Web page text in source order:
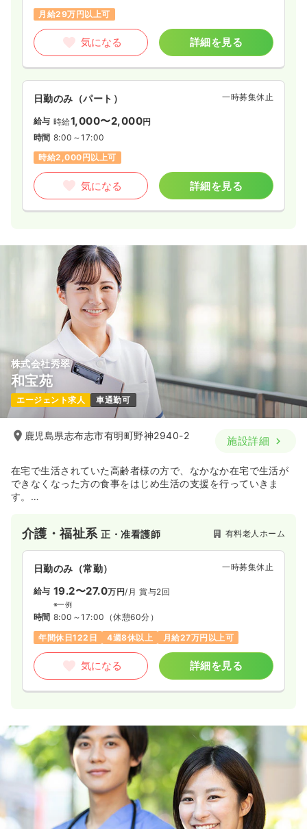
月給29万円以上可
気になる 詳細を見る
日勤のみ（パート） 一時募集休止
給与 時給1,000〜2,000円
時間 8:00～17:00
時給2,000円以上可
気になる 詳細を見る
株式会社秀翠
和宝苑
エージェント求人 車通勤可
鹿児島県志布志市有明町野神2940-2 施設詳細
在宅で生活されていた高齢者様の方で、なかなか在宅で生活が
できなくなった方の食事をはじめ生活の支援を行っていきま
す。
介護・福祉系正・准看護師 有料老人ホーム
日勤のみ（常勤） 一時募集休止
給与 19.2〜27.0万円/月 賞与2回
※一例
時間 8:00～17:00 （休憩60分）
年間休日122日
4週8休以上 月給27万円以上可
気になる 詳細を見る